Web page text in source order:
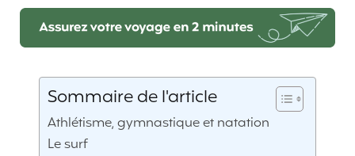
Sommaire de l'article
Athlétisme, gymnastique et natation
Le surf